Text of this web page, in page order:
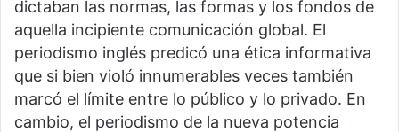
dictaban las normas, las formas y los fondos de
aquella incipiente comunicación global. El
periodismo inglés predicó una ética informativa
que si bien violó innumerables veces también
marcó el límite entre lo público y lo privado. En
cambio, el periodismo de la nueva potencia